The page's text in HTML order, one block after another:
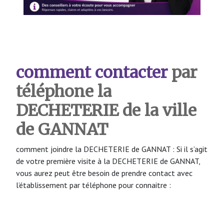
comment contacterpar
téléphone la
DECHETERIE de la ville
de GANNAT
comment joindre la DECHETERIE de GANNAT : Si il s’agit
de votre première visite à la DECHETERIE de GANNAT,
vous aurez peut être besoin de prendre contact avec
l’établissement par téléphone pour connaitre :